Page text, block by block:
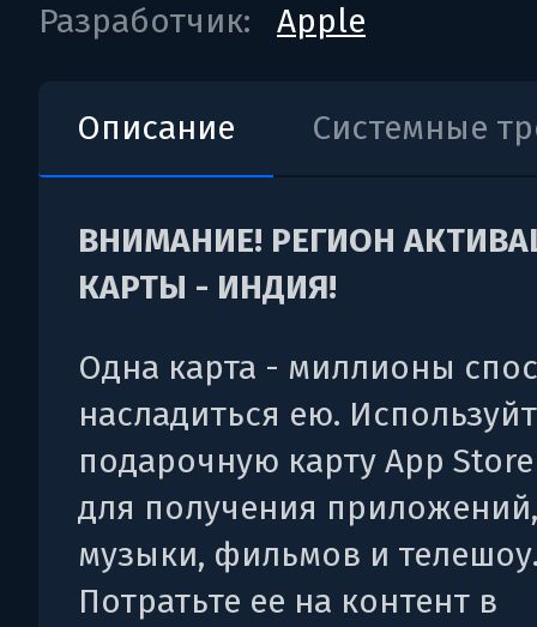
Разработчик:
Apple
Описание Системные
ВНИМАНИЕ! РЕГИОН
КАРТЫ - ИНДИЯ!
Одна карта - миллионы
насладиться ею.
подарочную карту App
для получения
музыки, фильмов и
Потратьте ее на контент в